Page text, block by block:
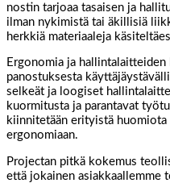
nostin tarjoaa tasaisen ja
ilman nykimistä tai äkillisiä
herkkiä materiaaleja
Ergonomia ja
panostuksesta
selkeät ja loogiset
kuormitusta ja parantavat
kiinnitetään erityistä
ergonomiaan.
Projectan pitkä kokemus
että jokainen